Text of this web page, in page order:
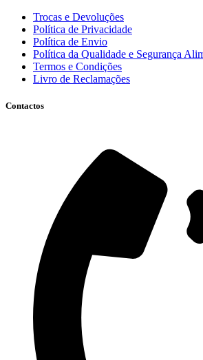
Trocas e Devoluções
Política de Privacidade
Política de Envio
Política da Qualidade e Segurança
Termos e Condições
Livro de Reclamações
Contactos